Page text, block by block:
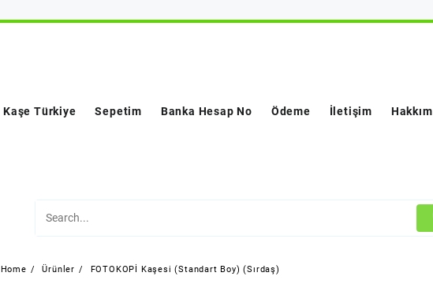
Kaşe Türkiye Sepetim Banka Hesap No Ödeme İletişim
Home Ürünler FOTOKOPİ Kaşesi (Standart Boy) (Sırdaş)